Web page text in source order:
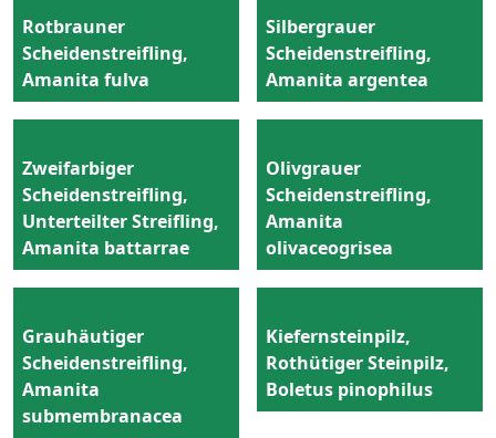
Rotbrauner
Scheidenstreifling,
Amanita fulva
Silbergrauer
Scheidenstreifling,
Amanita argentea
Zweifarbiger
Scheidenstreifling,
Unterteilter Streifling,
Amanita battarrae
Olivgrauer
Scheidenstreifling,
Amanita
olivaceogrisea
Grauhäutiger
Scheidenstreifling,
Amanita
submembranacea
Kiefernsteinpilz,
Rothütiger Steinpilz,
Boletus pinophilus